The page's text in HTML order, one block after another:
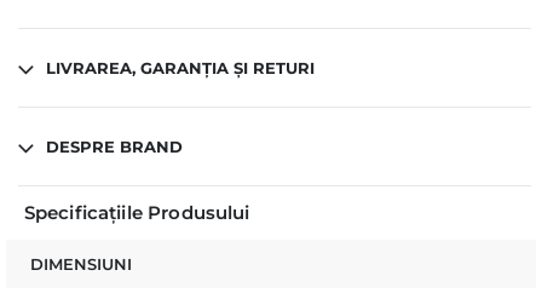
LIVRAREA, GARANȚIA ȘI RETURI
DESPRE BRAND
Specificațiile Produsului
DIMENSIUNI